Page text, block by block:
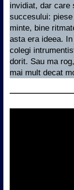
invidiat, dar care
succesului:
minte, bine
asta era ideea.
colegi
dorit. Sau ma
mai mult decat